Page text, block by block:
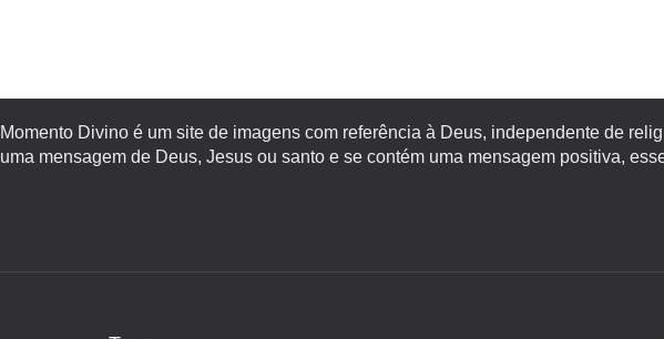
Momento Divino é um site de imagens com referência à Deus, independente de
uma mensagem de Deus, Jesus ou santo e se contém uma mensagem positiva,